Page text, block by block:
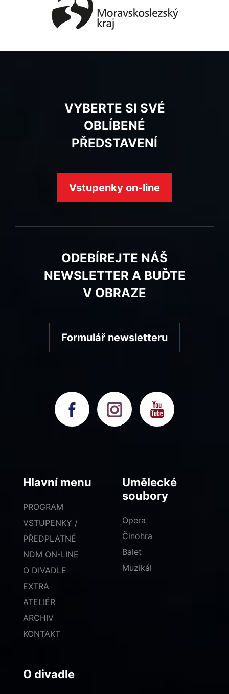
VYBERTE SI SVÉ
OBLÍBENÉ
PŘEDSTAVENÍ
Vstupenky on-line
ODEBÍREJTE NÁŠ
NEWSLETTER A BUĎTE
V OBRAZE
Formulář newsletteru
Hlavní menu
PROGRAM
VSTUPENKY /
PŘEDPLATNÉ
NDM ON-LINE
O DIVADLE
EXTRA
ATELIÉR
ARCHIV
KONTAKT
Umělecké
soubory
Opera
Činohra
Balet
Muzikál
O divadle